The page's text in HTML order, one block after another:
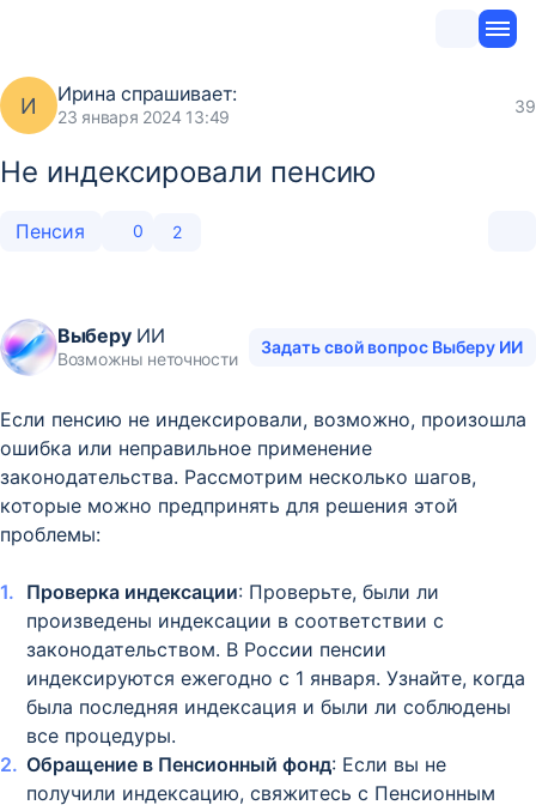
И Ирина спрашивает:
23 января 2024 13:49
39
Не индексировали пенсию
Пенсия 0 2
ВыберуИИ
Возможны неточности
Задать свой вопрос Выберу ИИ
Если пенсию не индексировали, возможно, произошла
ошибка или неправильное применение
законодательства. Рассмотрим несколько шагов,
которые можно предпринять для решения этой
проблемы:
Проверка индексации: Проверьте, были ли
произведены индексации в соответствии с
законодательством. В России пенсии
индексируются ежегодно с 1 января. Узнайте, когда
была последняя индексация и были ли соблюдены
все процедуры.
Обращение в Пенсионный фонд: Если вы не
получили индексацию, свяжитесь с Пенсионным